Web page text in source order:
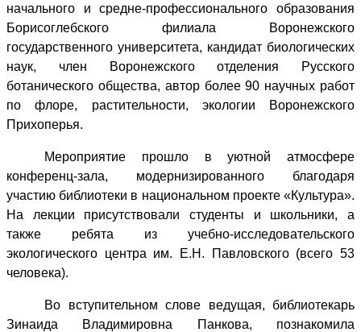
начального и средне-профессионального образования
Борисоглебского филиала Воронежского
государственного университета, кандидат биологических
наук, член Воронежского отделения Русского
ботанического общества, автор более 90 научных работ
по флоре, растительности, экологии Воронежского
Прихоперья.
Мероприятие прошло в уютной атмосфере
конференц-зала, модернизированного благодаря
участию библиотеки в национальном проекте «Культура».
На лекции присутствовали студенты и школьники, а
также ребята из учебно-исследовательского
экологического центра им. Е.Н. Павловского (всего 53
человека).
Во вступительном слове ведущая, библиотекарь
Зинаида Владимировна Панкова, познакомила